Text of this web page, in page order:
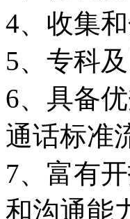
4、收集
5、专科
6、具备
通话标准
7、富有
和沟通能